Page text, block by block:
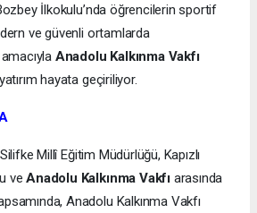
İlkokulu’nda öğrencilerin sportif
ve güvenli ortamlarda
Anadolu Kalkınma Vakfı
hayata geçiriliyor.
Millî Eğitim Müdürlüğü, Kapızlı
veAnadolu Kalkınma Vakfıarasında
Anadolu Kalkınma Vakfı